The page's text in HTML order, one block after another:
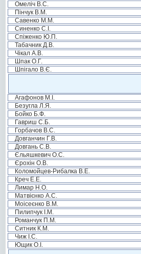
Омеліч В.С.
Пінчук В.М.
Савенко М.М.
Синенко С.І.
Спіженко Ю.П.
Табачник Д.В.
Чікал А.В.
Шпак О.Г.
Шпігало В.Є.
Агафонов М.І.
Безугла Л.Я.
Бойко Б.Ф.
Гавриш С.Б.
Горбачов В.С.
Довганчин Г.В.
Довгань С.В.
Єльяшкевич О.С.
Єрохін О.В.
Коломойцев-Рибалка В.Е.
Креч Е.Е.
Лимар Н.О.
Матвієнко А.С.
Моісеєнко В.М.
Пилипчук І.М.
Романчук П.М.
Ситник К.М.
Чиж І.С.
Ющик О.І.